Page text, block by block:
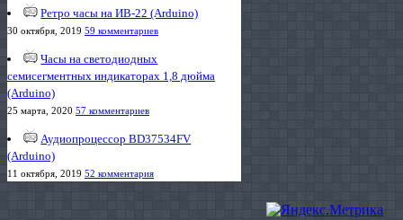
Ретро часы на ИВ-22 (Arduino)
30 октября, 2019 59 комментариев
Часы на светодиодных
семисегментных индикаторах 1,8 дюйма
(Arduino)
25 марта, 2020 57 комментариев
Аудиопроцессор BD37534FV
(Arduino)
11 октября, 2019 52 комментария